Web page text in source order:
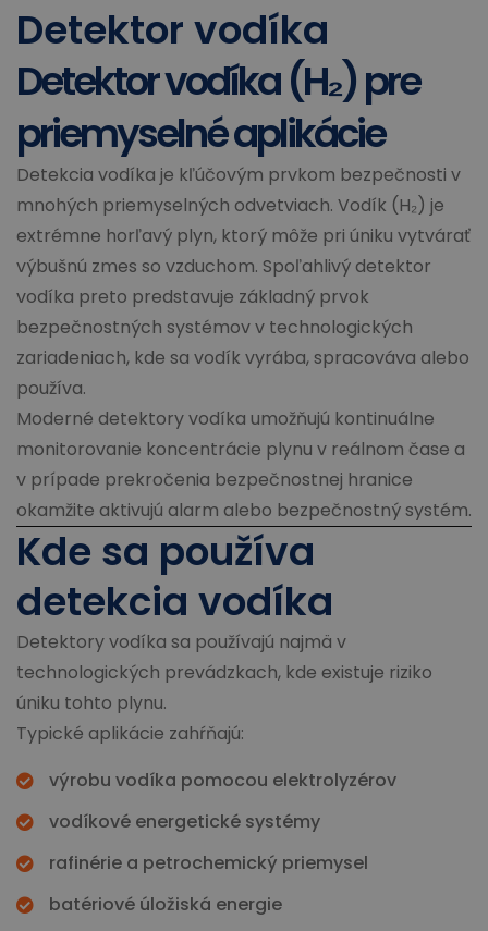
Detektor vodíka
Detektor vodíka (H₂) pre
priemyselné aplikácie
Detekcia vodíka je kľúčovým prvkom bezpečnosti v
mnohých priemyselných odvetviach. Vodík (H₂) je
extrémne horľavý plyn, ktorý môže pri úniku vytvárať
výbušnú zmes so vzduchom. Spoľahlivý detektor
vodíka preto predstavuje základný prvok
bezpečnostných systémov v technologických
zariadeniach, kde sa vodík vyrába, spracováva alebo
používa.
Moderné detektory vodíka umožňujú kontinuálne
monitorovanie koncentrácie plynu v reálnom čase a
v prípade prekročenia bezpečnostnej hranice
okamžite aktivujú alarm alebo bezpečnostný systém.
Kde sa používa
detekcia vodíka
Detektory vodíka sa používajú najmä v
technologických prevádzkach, kde existuje riziko
úniku tohto plynu.
Typické aplikácie zahŕňajú:
výrobu vodíka pomocou elektrolyzérov
vodíkové energetické systémy
rafinérie a petrochemický priemysel
batériové úložiská energie